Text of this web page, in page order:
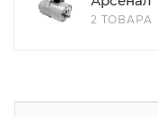
2 ТОВАРА